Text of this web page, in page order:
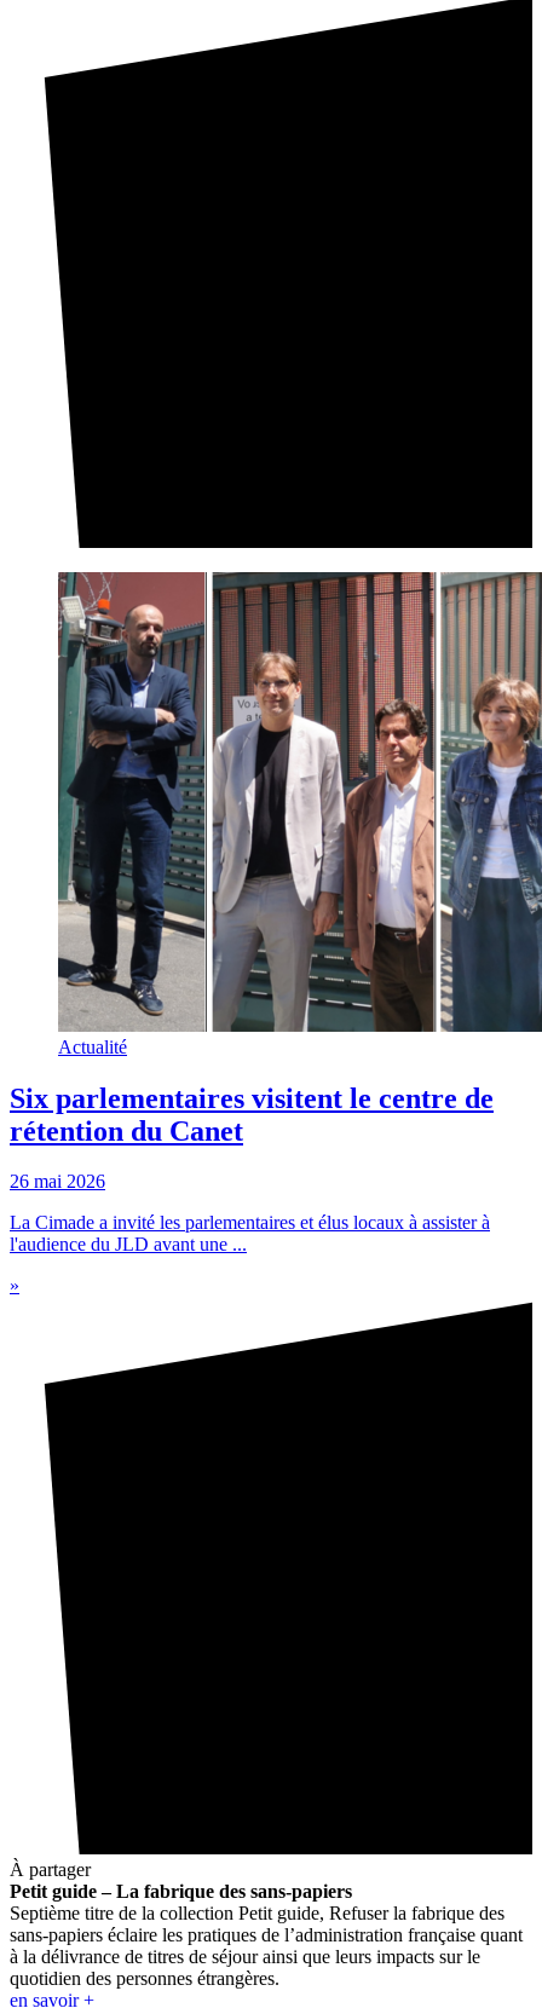
Actualité
Six parlementaires visitent le centre de
rétention du Canet
26 mai 2026
La Cimade a invité les parlementaires et élus locaux à assister à
l'audience du JLD avant une ...
»
À partager
Petit guide – La fabrique des sans-papiers
Septième titre de la collection Petit guide, Refuser la fabrique des
sans-papiers éclaire les pratiques de l’administration française quant
à la délivrance de titres de séjour ainsi que leurs impacts sur le
quotidien des personnes étrangères.
en savoir +